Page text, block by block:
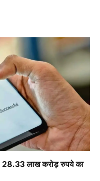
28.33 लाख करोड़ रुपये का